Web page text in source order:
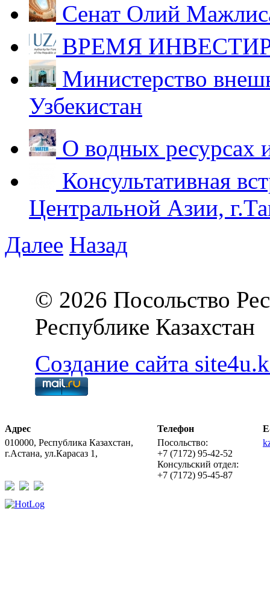
Сенат Олий
ВРЕМЯ
Министерство
Узбекистан
О водных ресурсах
Консультативная
Центральной Азии,
Далее Назад
© 2026 Посольство
Республике Казахстан
Создание сайта
Адрес
010000, Республика Казахстан,
г.Астана, ул.Карасаз 1,
Телефон
Посольство:
+7 (7172) 95-42-52
Консульский отдел:
+7 (7172) 95-45-87